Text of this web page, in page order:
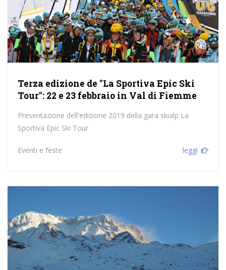
Terza edizione de "La Sportiva Epic Ski
Tour": 22 e 23 febbraio in Val di Fiemme
Presentazione dell'edizione 2019 della gara skialp La
Sportiva Epic Ski Tour
Eventi e feste leggi